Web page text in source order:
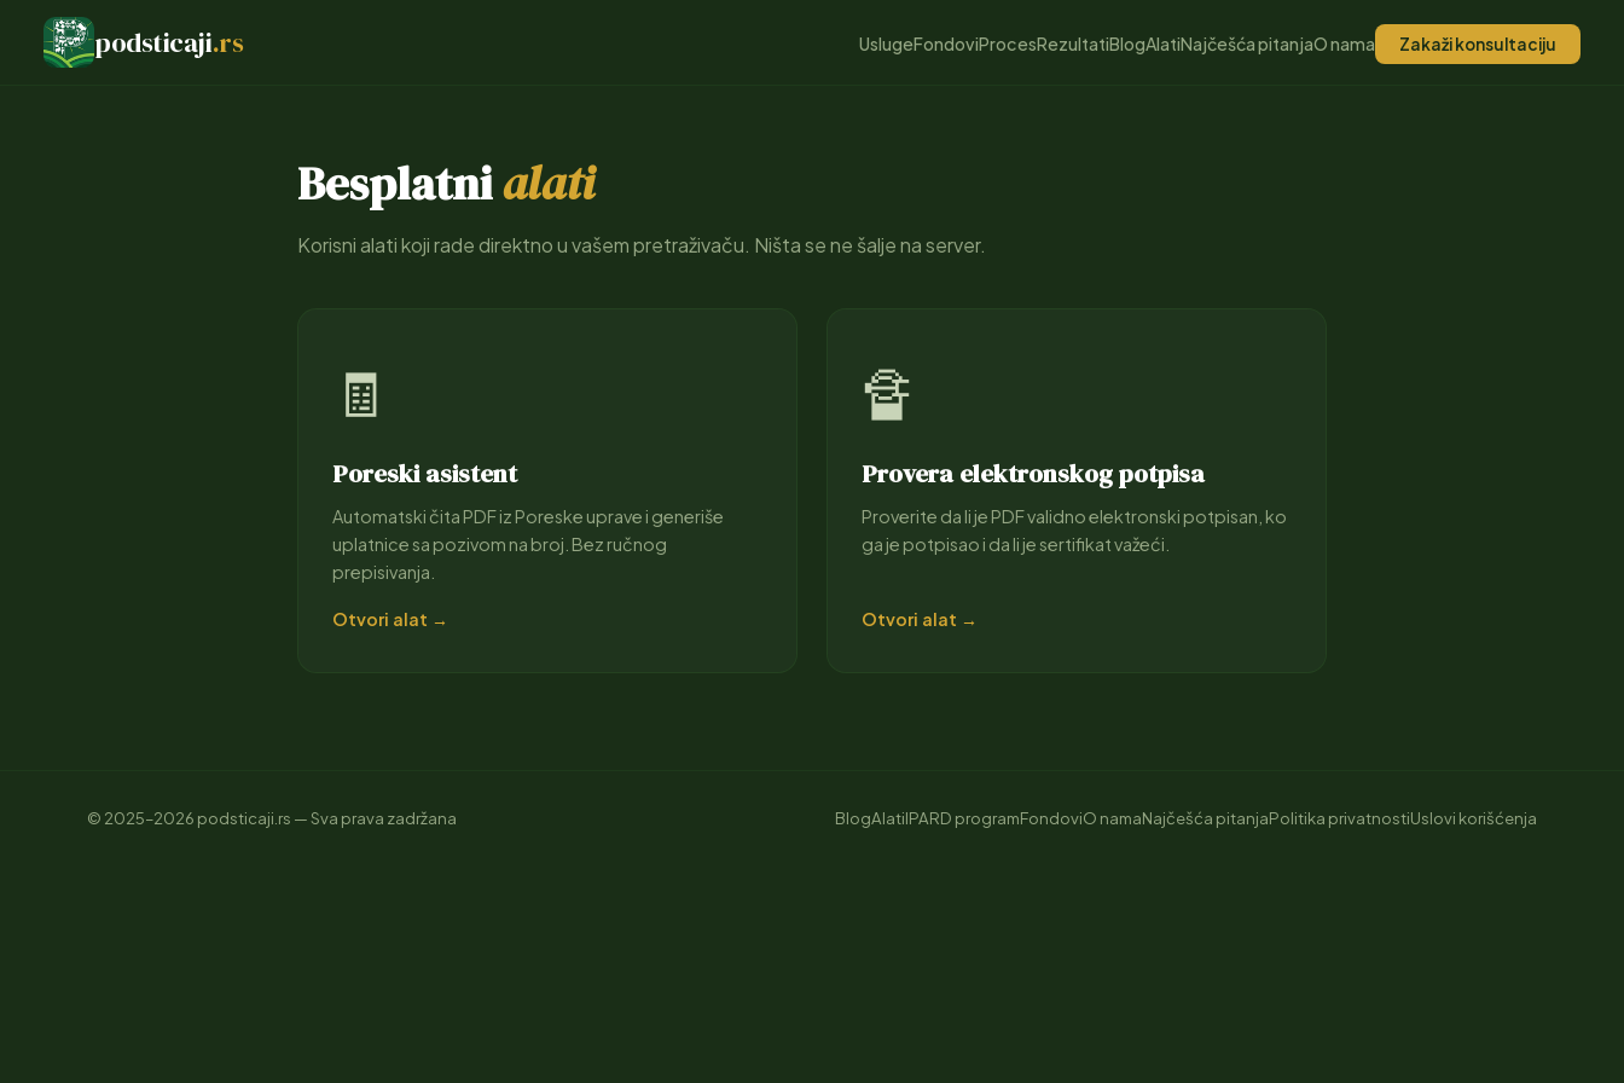
podsticaji.rs UslugeFondoviProcesRezultatiBlogAlatiNajčešća pitanjaO nama Zakaži konsultaciju
Besplatnialati
Korisni alati koji rade direktno u vašem pretraživaču. Ništa se ne šalje na server.
🧾
Poreski asistent
Automatski čita PDF iz Poreske uprave i generiše
uplatnice sa pozivom na broj. Bez ručnog
prepisivanja.
Otvori alat →
🔏
Provera elektronskog potpisa
Proverite da li je PDF validno elektronski potpisan, ko
ga je potpisao i da li je sertifikat važeći.
Otvori alat →
© 2025–2026 podsticaji.rs — Sva prava zadržana BlogAlatiIPARD programFondoviO namaNajčešća pitanjaPolitika privatnostiUslovi korišćenja